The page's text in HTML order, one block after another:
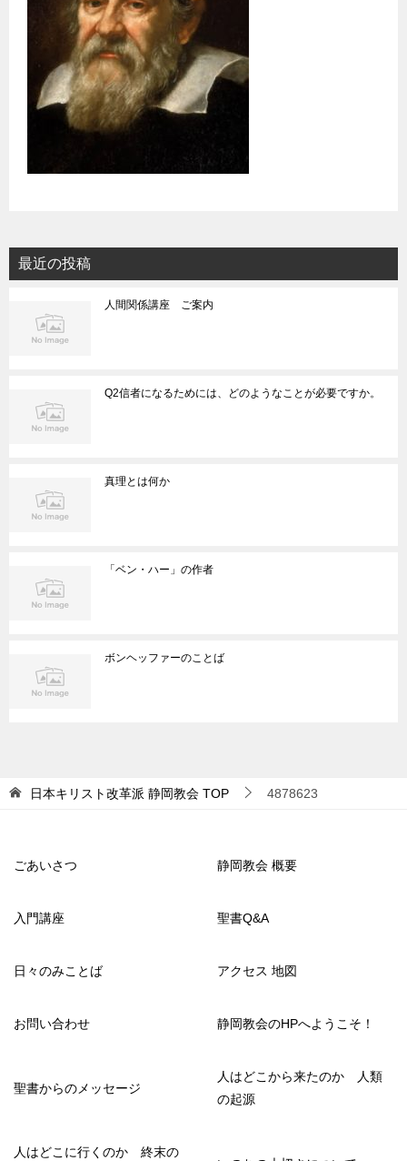
最近の投稿
人間関係講座 ご案内
Q2信者になるためには、どのようなことが必要ですか。
真理とは何か
「ベン・ハー」の作者
ボンヘッファーのことば
日本キリスト改革派 静岡教会 TOP 4878623
ごあいさつ 静岡教会 概要
入門講座 聖書Q&A
日々のみことば アクセス 地図
お問い合わせ 静岡教会のHPへようこそ！
聖書からのメッセージ
人はどこから来たのか 人類
の起源
人はどこに行くのか 終末の